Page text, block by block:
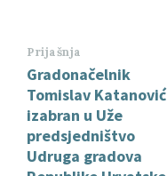
Prijašnja
Gradonačelnik
Tomislav Katanović
izabran u Uže
predsjedništvo
Udruga gradova